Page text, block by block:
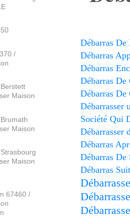
Débarras
Débarras
Débarras
Débarras De
Débarras De
Débarrasser
Société Qui
Débarrasser
Débarras
Débarras De
Débarras
/
Maison
Maison
Maison
67460 /